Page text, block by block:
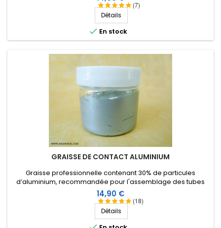
(7)
l'humidité, et permet un démontage facile après plusieurs
années.
Détails
 En stock
GRAISSE DE CONTACT ALUMINIUM
(18)
Graisse professionnelle contenant 30% de particules
d’aluminium, recommandée pour l'assemblage des tubes
d'antennes en aluminium (ou alliages) en évitant le grippage,
la corrosion, et la formation d'alumine.
Prix
14,90 €
Détails